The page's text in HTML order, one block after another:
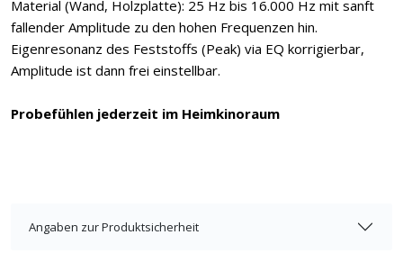
Material (Wand, Holzplatte): 25 Hz bis 16.000 Hz mit sanft
fallender Amplitude zu den hohen Frequenzen hin.
Eigenresonanz des Feststoffs (Peak) via EQ korrigierbar,
Amplitude ist dann frei einstellbar.
Probefühlen jederzeit im Heimkinoraum
Angaben zur Produktsicherheit